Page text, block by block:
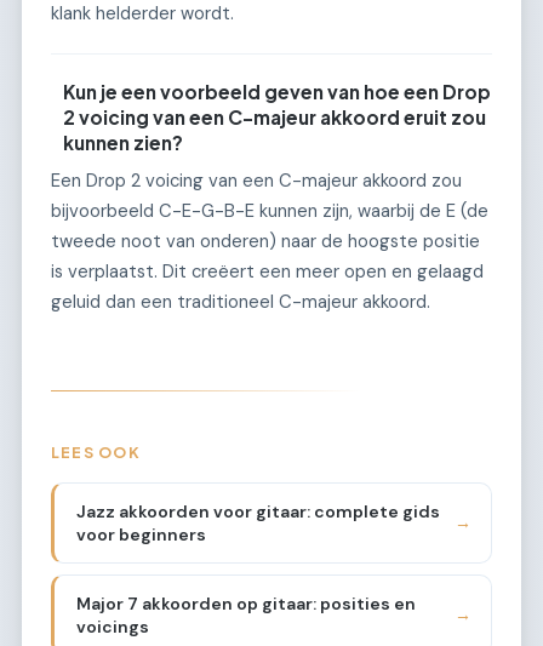
klank helderder wordt.
Kun je een voorbeeld geven van hoe een Drop
2 voicing van een C-majeur akkoord eruit zou
kunnen zien?
Een Drop 2 voicing van een C-majeur akkoord zou
bijvoorbeeld C-E-G-B-E kunnen zijn, waarbij de E (de
tweede noot van onderen) naar de hoogste positie
is verplaatst. Dit creëert een meer open en gelaagd
geluid dan een traditioneel C-majeur akkoord.
LEES OOK
Jazz akkoorden voor gitaar: complete gids
voor beginners
→
Major 7 akkoorden op gitaar: posities en
voicings
→